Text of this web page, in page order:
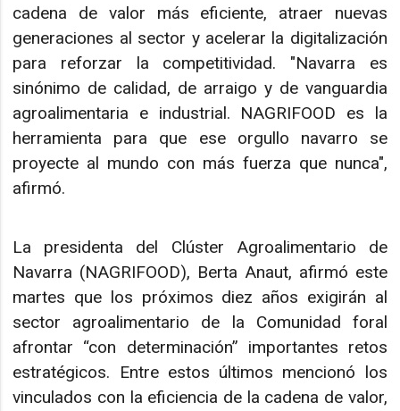
cadena de valor más eficiente, atraer nuevas
generaciones al sector y acelerar la digitalización
para reforzar la competitividad. "Navarra es
sinónimo de calidad, de arraigo y de vanguardia
agroalimentaria e industrial. NAGRIFOOD es la
herramienta para que ese orgullo navarro se
proyecte al mundo con más fuerza que nunca",
afirmó.
La presidenta del Clúster Agroalimentario de
Navarra (NAGRIFOOD), Berta Anaut, afirmó este
martes que los próximos diez años exigirán al
sector agroalimentario de la Comunidad foral
afrontar “con determinación” importantes retos
estratégicos. Entre estos últimos mencionó los
vinculados con la eficiencia de la cadena de valor,